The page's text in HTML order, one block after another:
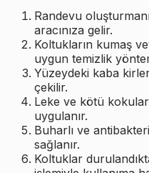
Randevu
aracınıza gelir.
Koltukların kumaş
uygun temizlik
Yüzeydeki kaba
çekilir.
Leke ve kötü
uygulanır.
Buharlı ve
sağlanır.
Koltuklar